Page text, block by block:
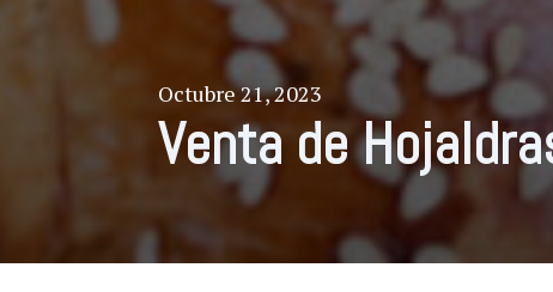
Octubre 21, 2023
Venta de